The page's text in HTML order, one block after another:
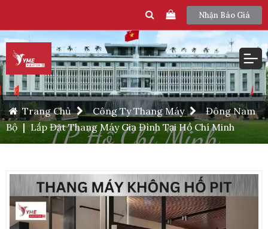
Nhận Báo Giá
Trang Chủ Công Ty Thang Máy
Đông Nam
Bộ | Lắp Đặt Thang Máy Gia Đình Tại Hồ Chí Minh